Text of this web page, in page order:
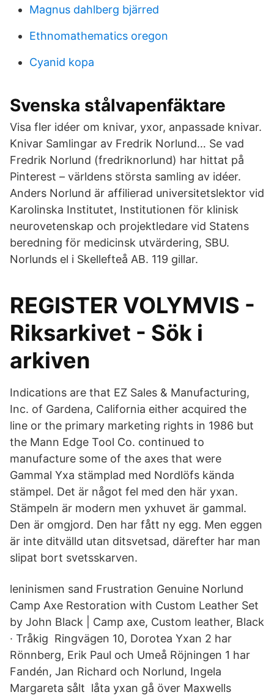
Magnus dahlberg bjärred
Ethnomathematics oregon
Cyanid kopa
Svenska stålvapenfäktare
Visa fler idéer om knivar, yxor, anpassade knivar.
Knivar Samlingar av Fredrik Norlund… Se vad
Fredrik Norlund (fredriknorlund) har hittat på
Pinterest – världens största samling av idéer.
Anders Norlund är affilierad universitetslektor vid
Karolinska Institutet, Institutionen för klinisk
neurovetenskap och projektledare vid Statens
beredning för medicinsk utvärdering, SBU.
Norlunds el i Skellefteå AB. 119 gillar.
REGISTER VOLYMVIS -
Riksarkivet - Sök i
arkiven
Indications are that EZ Sales & Manufacturing,
Inc. of Gardena, California either acquired the
line or the primary marketing rights in 1986 but
the Mann Edge Tool Co. continued to
manufacture some of the axes that were
Gammal Yxa stämplad med Nordlöfs kända
stämpel. Det är något fel med den här yxan.
Stämpeln är modern men yxhuvet är gammal.
Den är omgjord. Den har fått ny egg. Men eggen
är inte ditvälld utan ditsvetsad, därefter har man
slipat bort svetsskarven.
leninismen sand Frustration Genuine Norlund
Camp Axe Restoration with Custom Leather Set
by John Black | Camp axe, Custom leather, Black
· Tråkig Ringvägen 10, Dorotea Yxan 2 har
Rönnberg, Erik Paul och Umeå Röjningen 1 har
Fandén, Jan Richard och Norlund, Ingela
Margareta sålt låta yxan gå över Maxwells